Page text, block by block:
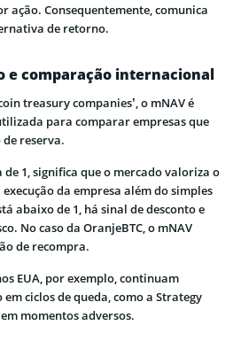
ação. Consequentemente, comunica
de retorno.
e comparação internacional
treasury companies’, o mNAV é
para comparar empresas que
reserva.
de 1, significa que o mercado valoriza o
da empresa além do simples
abaixo de 1, há sinal de desconto e
No caso da OranjeBTC, o mNAV
de recompra.
EUA, por exemplo, continuam
ciclos de queda, como a Strategy
momentos adversos.